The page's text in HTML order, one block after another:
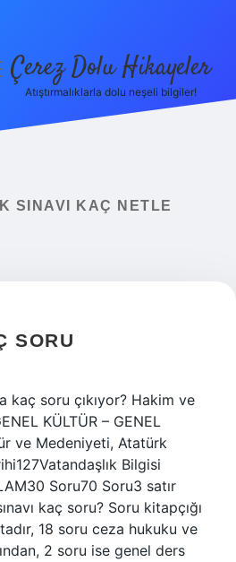
Çerez Dolu Hikayeler
Atıştırmalıklarla dolu neşeli bilgiler!
SINAVI KAÇ NETLE
SORU
kaç soru çıkıyor? Hakim ve
KÜLTÜR – GENEL
ve Medeniyeti, Atatürk
Bilgisi
Soru70 Soru3 satır
kaç soru? Soru kitapçığı
18 soru ceza hukuku ve
2 soru ise genel ders